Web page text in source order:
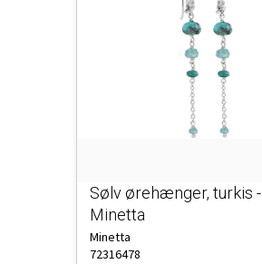
Sølv ørehænger, turkis -
Minetta
Minetta
72316478